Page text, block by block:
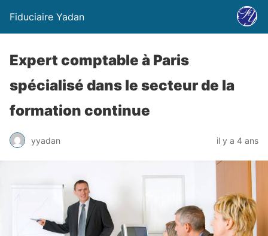
Fiduciaire Yadan
Expert comptable à Paris
spécialisé dans le secteur de la
formation continue
yyadan il y a 4 ans